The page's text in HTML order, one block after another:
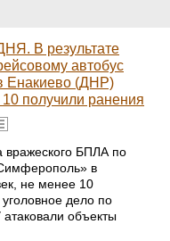
В результате
автобус
Енакиево (ДНР)
получили ранения
вражеского БПЛА по
в
не менее 10
дело по
атаковали объекты